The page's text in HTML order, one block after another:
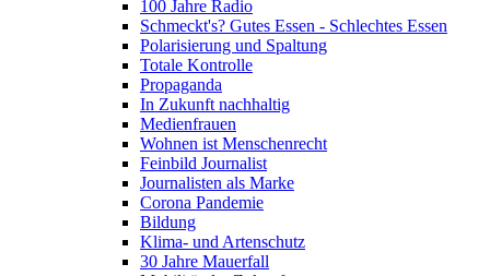
100 Jahre Radio
Schmeckt's? Gutes Essen - Schlechtes Essen
Polarisierung und Spaltung
Totale Kontrolle
Propaganda
In Zukunft nachhaltig
Medienfrauen
Wohnen ist Menschenrecht
Feinbild Journalist
Journalisten als Marke
Corona Pandemie
Bildung
Klima- und Artenschutz
30 Jahre Mauerfall